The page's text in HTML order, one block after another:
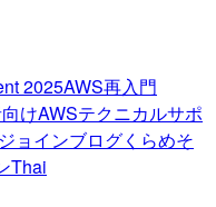
2025AWS再入門
けAWSテクニカルサポ
ジョインブログくらめそ
Thai